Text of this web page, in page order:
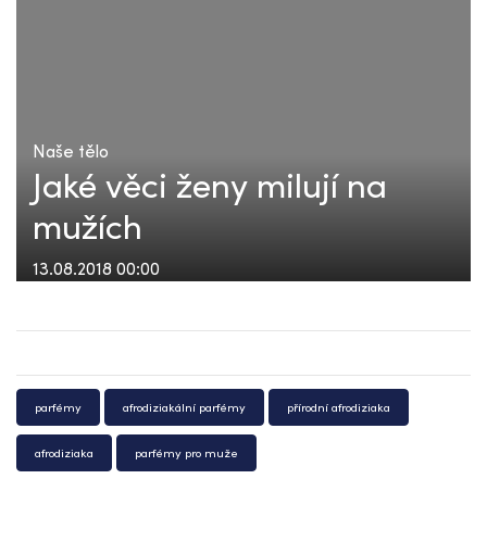
Naše tělo
Jaké věci ženy milují na
mužích
13.08.2018 00:00
parfémy afrodiziakální parfémy přírodní afrodiziaka
afrodiziaka parfémy pro muže